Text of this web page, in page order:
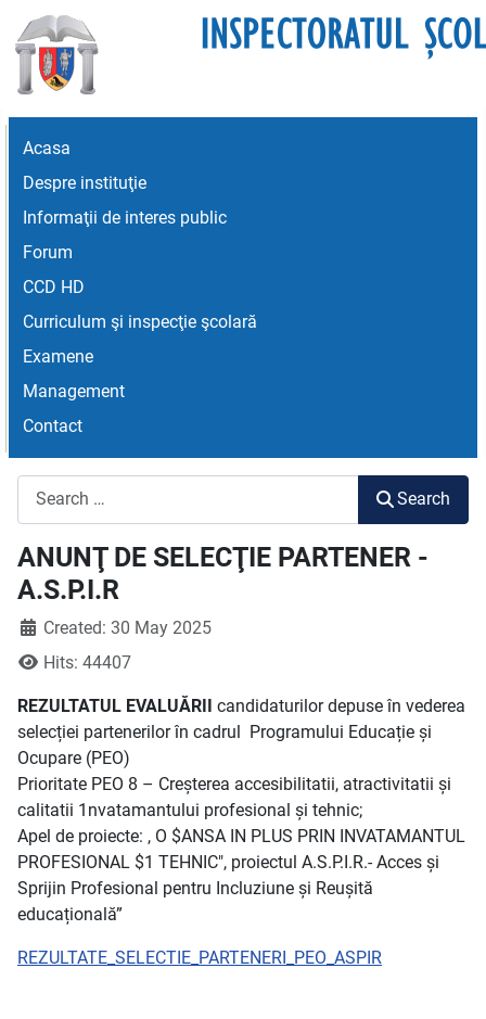
Acasa
Despre instituţie
Informaţii de interes public
Forum
CCD HD
Curriculum şi inspecţie şcolară
Examene
Management
Contact
Search
ANUNŢ DE SELECŢIE PARTENER -
A.S.P.I.R
Created: 30 May 2025
Hits: 44407
REZULTATUL EVALUĂRII candidaturilor depuse în vederea
selecției partenerilor în cadrul Programului Educație și
Ocupare (PEO)
Prioritate PEO 8 – Creșterea accesibilitatii, atractivitatii și
calitatii 1nvatamantului profesional și tehnic;
Apel de proiecte: , O $ANSA IN PLUS PRIN INVATAMANTUL
PROFESIONAL $1 TEHNIC", proiectul A.S.P.I.R.- Acces și
Sprijin Profesional pentru Incluziune și Reușită
educațională”
REZULTATE_SELECTIE_PARTENERI_PEO_ASPIR